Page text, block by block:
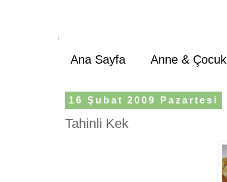
Ana Sayfa Anne & Çocuk
16 Şubat 2009 Pazartesi
Tahinli Kek